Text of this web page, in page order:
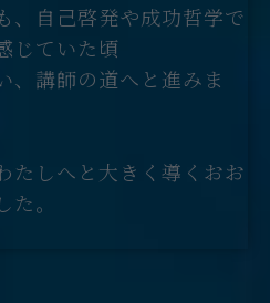
、自己啓発や成功哲学で
じていた頃
、講師の道へと進みま
たしへと大きく導くおお
。